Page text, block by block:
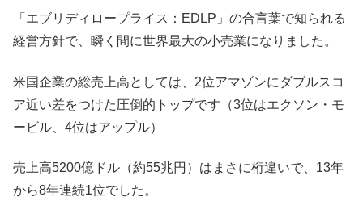
「エブリディロープライス：EDLP」の合言葉で知られる
経営方針で、瞬く間に世界最大の小売業になりました。
米国企業の総売上高としては、2位アマゾンにダブルスコ
ア近い差をつけた圧倒的トップです（3位はエクソン・モ
ービル、4位はアップル）
売上高5200億ドル（約55兆円）はまさに桁違いで、13年
から8年連続1位でした。